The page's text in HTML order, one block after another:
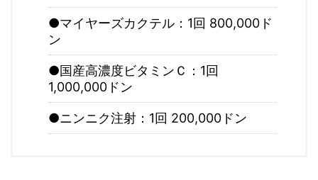
●マイヤーズカクテル：1回 800,000ド
ン
●国産高濃度ビタミンＣ：1回
1,000,000ドン
●ニンニク注射：1回 200,000ドン